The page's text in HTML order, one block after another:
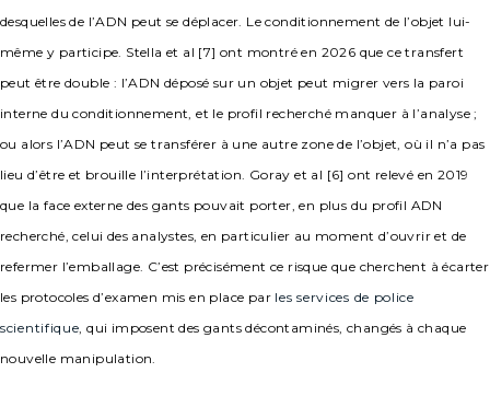
desquelles de l’ADN peut se déplacer. Le conditionnement de l’objet lui-
même y participe. Stella et al [7] ont montré en 2026 que ce transfert
peut être double : l’ADN déposé sur un objet peut migrer vers la paroi
interne du conditionnement, et le profil recherché manquer à l’analyse ;
ou alors l’ADN peut se transférer à une autre zone de l’objet, où il n’a pas
lieu d’être et brouille l’interprétation. Goray et al [6] ont relevé en 2019
que la face externe des gants pouvait porter, en plus du profil ADN
recherché, celui des analystes, en particulier au moment d’ouvrir et de
refermer l’emballage. C’est précisément ce risque que cherchent à écarter
les protocoles d’examen mis en place par les services de police
scientifique, qui imposent des gants décontaminés, changés à chaque
nouvelle manipulation.